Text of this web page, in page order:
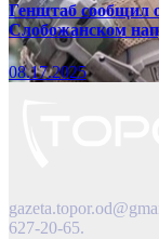
Генштаб сообщил
Слобожанском
08.17.2025
627-20-65.